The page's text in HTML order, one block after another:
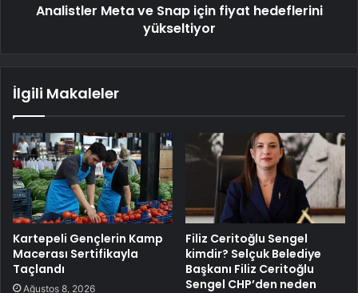
Analistler Meta ve Snap için fiyat hedeflerini
yükseltiyor
İlgili Makaleler
Kartepeli Gençlerin Kamp
Macerası Sertifikayla
Taçlandı
Ağustos 8, 2026
Filiz Ceritoğlu Sengel
kimdir? Selçuk Belediye
Başkanı Filiz Ceritoğlu
Sengel CHP’den neden